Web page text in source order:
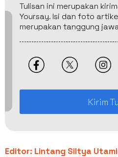
Tulisan ini merupakan
Yoursay. Isi dan foto
merupakan tanggung
Kirim
Editor: Lintang Siltya Utami